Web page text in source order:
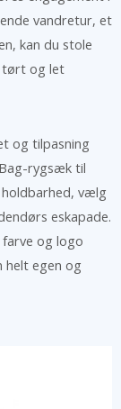
vandretur, et
kan du stole
tørt og let
og tilpasning
rygsæk til
vælg
eskapade.
og logo
egen og